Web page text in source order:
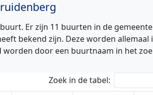
Er zijn 11 buurten in de gemeente
bekend zijn. Deze worden allemaal
door een buurtnaam in het
Zoek in de tabel: